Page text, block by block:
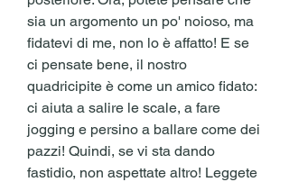
sia un argomento un po' noioso, ma
fidatevi di me, non lo è affatto! E se
ci pensate bene, il nostro
quadricipite è come un amico fidato:
ci aiuta a salire le scale, a fare
jogging e persino a ballare come dei
pazzi! Quindi, se vi sta dando
fastidio, non aspettate altro! Leggete